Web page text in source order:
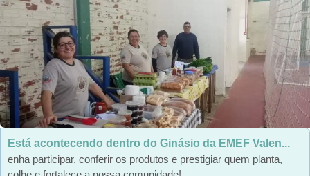
Está acontecendo dentro do Ginásio da EMEF Valen...
enha participar, conferir os produtos e prestigiar quem planta,